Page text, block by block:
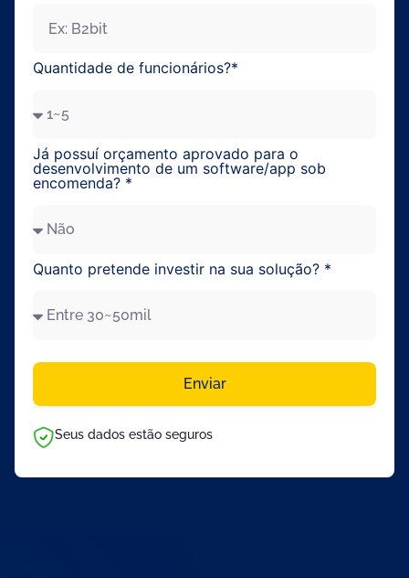
Quantidade de funcionários?*
Já possuí orçamento aprovado para o
desenvolvimento de um software/app sob
encomenda? *
Quanto pretende investir na sua solução? *
Enviar
Seus dados estão seguros